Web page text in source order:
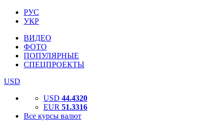
РУС
УКР
ВИДЕО
ФОТО
ПОПУЛЯРНЫЕ
СПЕЦПРОЕКТЫ
USD
USD 44.4320
EUR 51.3316
Все курсы валют